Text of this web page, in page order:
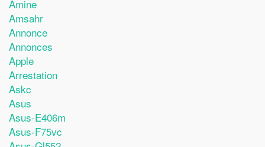
Amine
Amsahr
Annonce
Annonces
Apple
Arrestation
Askc
Asus
Asus-E406m
Asus-F75vc